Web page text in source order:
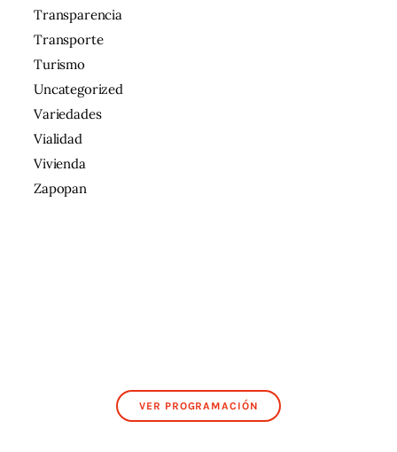
Transparencia
Transporte
Turismo
Uncategorized
Variedades
Vialidad
Vivienda
Zapopan
VER PROGRAMACIÓN